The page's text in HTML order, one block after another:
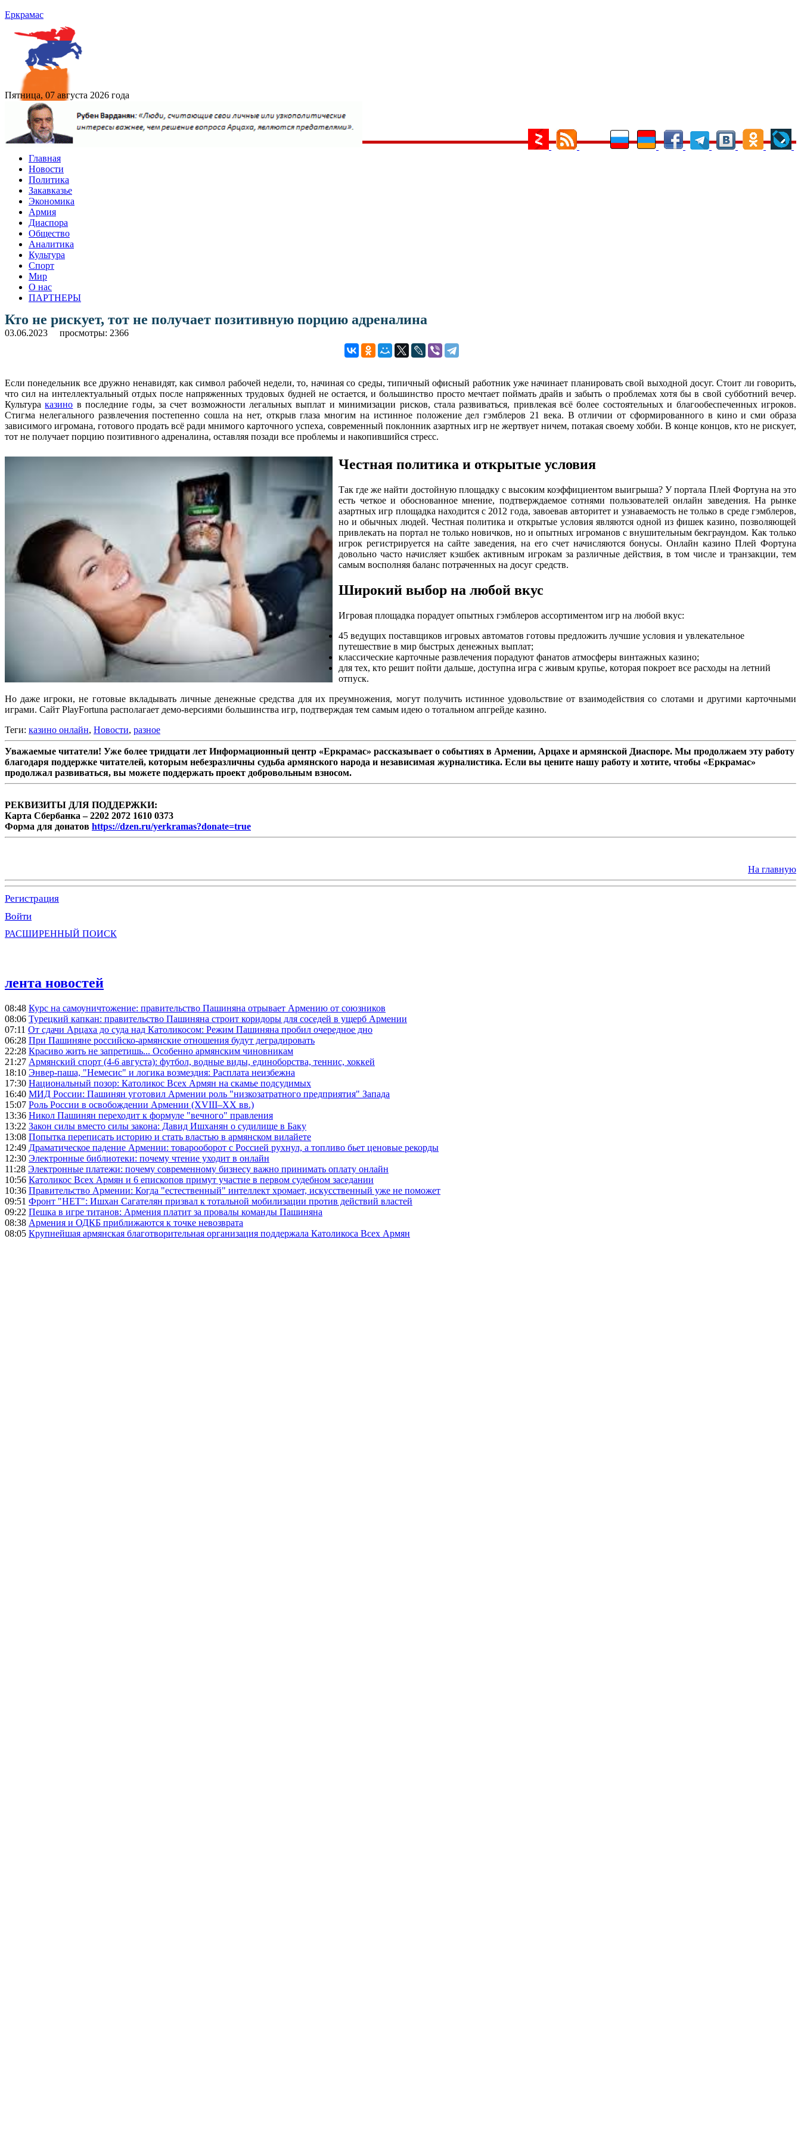
Еркрамас
Пятница, 07 августа 2026 года
Главная
Новости
Политика
Закавказье
Экономика
Армия
Диаспора
Общество
Аналитика
Культура
Спорт
Мир
О нас
ПАРТНЕРЫ
Кто не рискует, тот не получает позитивную порцию адреналина
03.06.2023 просмотры: 2366
Если понедельник все дружно ненавидят, как символ рабочей недели, то, начиная со среды, типичный офисный работник уже начинает планировать свой выходной досуг. Стоит ли говорить,
что сил на интеллектуальный отдых после напряженных трудовых будней не остается, и большинство просто мечтает поймать драйв и забыть о проблемах хотя бы в свой субботний вечер.
Культураказино в последние годы, за счет возможности легальных выплат и минимизации рисков, стала развиваться, привлекая всё более состоятельных и благообеспеченных игроков.
Стигма нелегального развлечения постепенно сошла на нет, открыв глаза многим на истинное положение дел гэмблеров 21 века. В отличии от сформированного в кино и сми образа
зависимого игромана, готового продать всё ради мнимого карточного успеха, современный поклонник азартных игр не жертвует ничем, потакая своему хобби. В конце концов, кто не рискует,
тот не получает порцию позитивного адреналина, оставляя позади все проблемы и накопившийся стресс.
Честная политика и открытые условия
Так где же найти достойную площадку с высоким коэффициентом выигрыша? У портала Плей Фортуна на это
есть четкое и обоснованное мнение, подтверждаемое сотнями пользователей онлайн заведения. На рынке
азартных игр площадка находится с 2012 года, завоевав авторитет и узнаваемость не только в среде гэмблеров,
но и обычных людей. Честная политика и открытые условия являются одной из фишек казино, позволяющей
привлекать на портал не только новичков, но и опытных игроманов с внушительным бекграундом. Как только
игрок регистрируется на сайте заведения, на его счет начисляются бонусы. Онлайн казино Плей Фортуна
довольно часто начисляет кэшбек активным игрокам за различные действия, в том числе и транзакции, тем
самым восполняя баланс потраченных на досуг средств.
Широкий выбор на любой вкус
Игровая площадка порадует опытных гэмблеров ассортиментом игр на любой вкус:
45 ведущих поставщиков игровых автоматов готовы предложить лучшие условия и увлекательное
путешествие в мир быстрых денежных выплат;
классические карточные развлечения порадуют фанатов атмосферы винтажных казино;
для тех, кто решит пойти дальше, доступна игра с живым крупье, которая покроет все расходы на летний
отпуск.
Но даже игроки, не готовые вкладывать личные денежные средства для их преумножения, могут получить истинное удовольствие от взаимодействия со слотами и другими карточными
играми. Сайт PlayFortuna располагает демо-версиями большинства игр, подтверждая тем самым идею о тотальном апгрейде казино.
Теги: казино онлайн, Новости, разное
Уважаемые читатели! Уже более тридцати лет Информационный центр «Еркрамас» рассказывает о событиях в Армении, Арцахе и армянской Диаспоре. Мы продолжаем эту работу
благодаря поддержке читателей, которым небезразличны судьба армянского народа и независимая журналистика. Если вы цените нашу работу и хотите, чтобы «Еркрамас»
продолжал развиваться, вы можете поддержать проект добровольным взносом.
РЕКВИЗИТЫ ДЛЯ ПОДДЕРЖКИ:
Карта Сбербанка – 2202 2072 1610 0373
Форма для донатов https://dzen.ru/yerkramas?donate=true
На главную
Регистрация
Войти
РАСШИРЕННЫЙ ПОИСК
лента новостей
08:48 Курс на самоуничтожение: правительство Пашиняна отрывает Армению от союзников
08:06 Турецкий капкан: правительство Пашиняна строит коридоры для соседей в ущерб Армении
07:11 От сдачи Арцаха до суда над Католикосом: Режим Пашиняна пробил очередное дно
06:28 При Пашиняне российско-армянские отношения будут деградировать
22:28 Красиво жить не запретишь... Особенно армянским чиновникам
21:27 Армянский спорт (4-6 августа): футбол, водные виды, единоборства, теннис, хоккей
18:10 Энвер-паша, "Немесис" и логика возмездия: Расплата неизбежна
17:30 Национальный позор: Католикос Всех Армян на скамье подсудимых
16:40 МИД России: Пашинян уготовил Армении роль "низкозатратного предприятия" Запада
15:07 Роль России в освобождении Армении (XVIII–XX вв.)
13:36 Никол Пашинян переходит к формуле "вечного" правления
13:22 Закон силы вместо силы закона: Давид Ишханян о судилище в Баку
13:08 Попытка переписать историю и стать властью в армянском вилайете
12:49 Драматическое падение Армении: товарооборот с Россией рухнул, а топливо бьет ценовые рекорды
12:30 Электронные библиотеки: почему чтение уходит в онлайн
11:28 Электронные платежи: почему современному бизнесу важно принимать оплату онлайн
10:56 Католикос Всех Армян и 6 епископов примут участие в первом судебном заседании
10:36 Правительство Армении: Когда "естественный" интеллект хромает, искусственный уже не поможет
09:51 Фронт "НЕТ": Ишхан Сагателян призвал к тотальной мобилизации против действий властей
09:22 Пешка в игре титанов: Армения платит за провалы команды Пашиняна
08:38 Армения и ОДКБ приближаются к точке невозврата
08:05 Крупнейшая армянская благотворительная организация поддержала Католикоса Всех Армян